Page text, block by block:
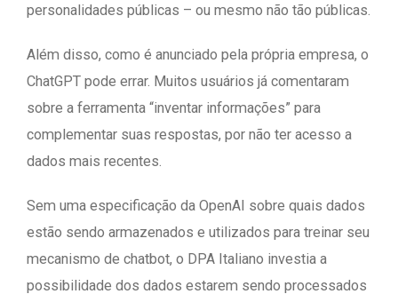
personalidades públicas – ou mesmo não tão públicas.
Além disso, como é anunciado pela própria empresa, o
ChatGPT pode errar. Muitos usuários já comentaram
sobre a ferramenta “inventar informações” para
complementar suas respostas, por não ter acesso a
dados mais recentes.
Sem uma especificação da OpenAI sobre quais dados
estão sendo armazenados e utilizados para treinar seu
mecanismo de chatbot, o DPA Italiano investia a
possibilidade dos dados estarem sendo processados